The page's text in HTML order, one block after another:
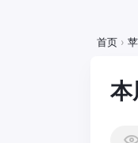
首页 ›
本